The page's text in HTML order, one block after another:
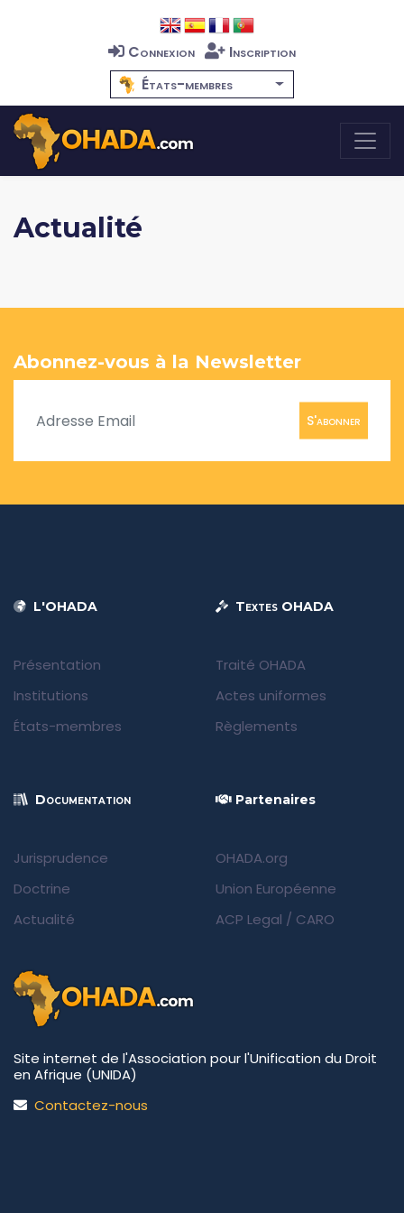
Connexion
Inscription
États-membres
Actualité
Abonnez-vous à la Newsletter
S'abonner
L'OHADA
Présentation
Institutions
États-membres
Textes OHADA
Traité OHADA
Actes uniformes
Règlements
Documentation
Jurisprudence
Doctrine
Actualité
Partenaires
OHADA.org
Union Européenne
ACP Legal / CARO
Site internet de l'Association pour l'Unification du Droit
en Afrique (UNIDA)
Contactez-nous